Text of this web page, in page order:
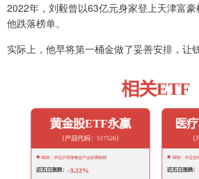
2022年，刘毅曾以63亿元身家登上天津富豪
他跌落榜单。
实际上，他早将第一桶金做了妥善安排，让